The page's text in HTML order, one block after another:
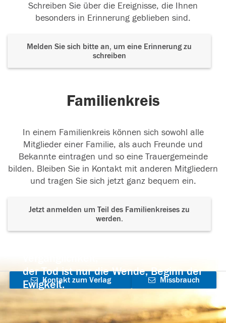
Schreiben Sie über die Ereignisse, die Ihnen
besonders in Erinnerung geblieben sind.
Melden Sie sich bitte an, um eine Erinnerung zu
schreiben
Familienkreis
In einem Familienkreis können sich sowohl alle
Mitglieder einer Familie, als auch Freunde und
Bekannte eintragen und so eine Trauergemeinde
bilden. Bleiben Sie in Kontakt mit anderen Mitgliedern
und tragen Sie sich jetzt ganz bequem ein.
Jetzt anmelden um Teil des Familienkreises zu
werden.
der Tod ist nur die Wende, Beginn der
Ewigkeit.
Kontakt zum Verlag
aufnehmen
Missbrauch